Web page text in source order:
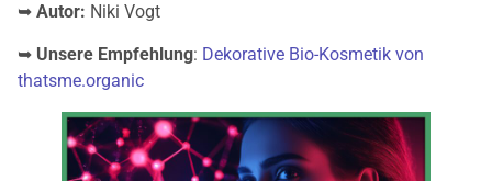
➥ Autor: Niki Vogt
➥ Unsere Empfehlung: Dekorative Bio-Kosmetik von
thatsme.organic